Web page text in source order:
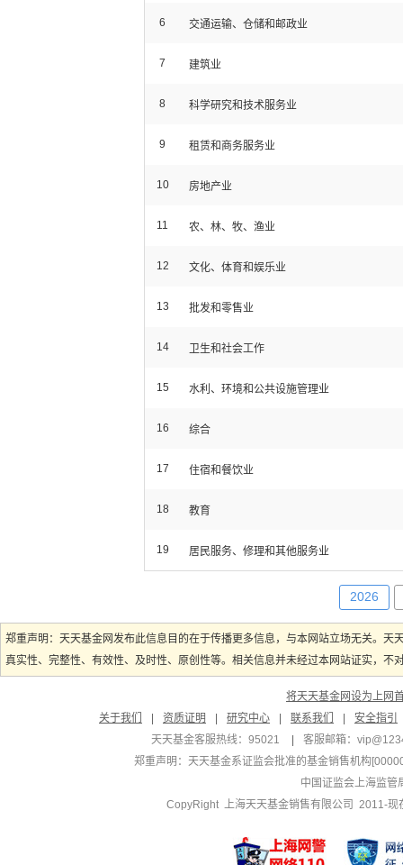
6 交通运输、仓储和邮政业
7 建筑业
8 科学研究和技术服务业
9 租赁和商务服务业
10 房地产业
11 农、林、牧、渔业
12 文化、体育和娱乐业
13 批发和零售业
14 卫生和社会工作
15 水利、环境和公共设施管理业
16 综合
17 住宿和餐饮业
18 教育
19 居民服务、修理和其他服务业
2026
郑重声明：天天基金网发布此信息目的在于传播更多信息，与本网站立场无关。
真实性、完整性、有效性、及时性、原创性等。相关信息并未经过本网站证实，
将天天基金网设为上网
关于我们
资质证明 研究中心 联系我们
安全指引
天天基金客服热线：95021
客服邮箱：
郑重声明： 天天基金系证监会批准的基金销售机构
中国证监会上海监管
CopyRight 上海天天基金销售有限公司 2011-